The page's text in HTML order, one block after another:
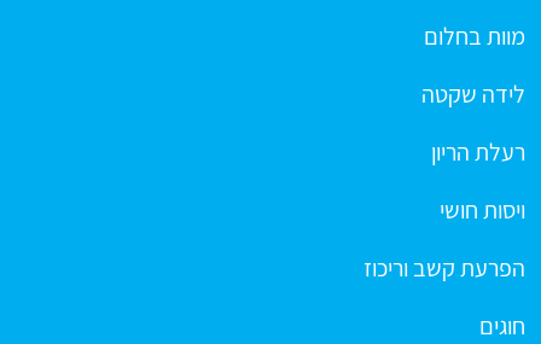
מוות בחלום
לידה שקטה
רעלת הריון
ויסות חושי
הפרעת קשב וריכוז
חוגים